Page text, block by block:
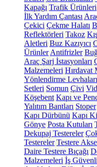
Kapağı Trafik Ürünleri
İlk Yardım Çantası
Çekici Çekme Halatı
Reflektörleri Takoz
Aletleri Buz Kazıyıcı
Ürünler Antifrizler
Araç Şarj İstasyonları
Malzemeleri Hırdavat
Yönlendirme Levhaları
Setleri Somun Çivi
Köşebent Kapı ve
Yalıtım Bantları Stoper
Kapı Dürbünü Kapı
Gönye Posta Kutuları
Dekupaj Testereler
Testereler Testere
Daire Testere Bıçağı
Malzemeleri İş